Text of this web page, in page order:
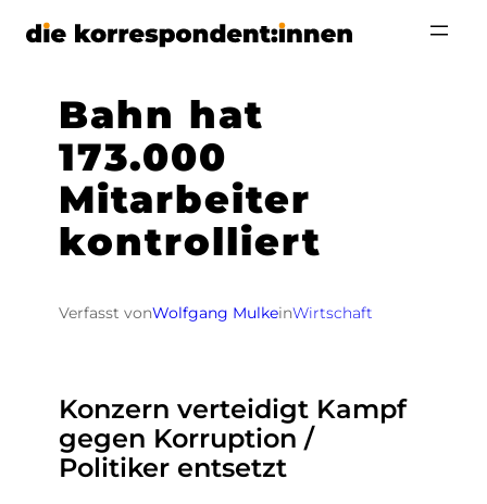
Zum
Bahn hat
173.000
Mitarbeiter
kontrolliert
Verfasst vonWolfgang MulkeinWirtschaft
Konzern verteidigt Kampf
gegen Korruption /
Politiker entsetzt